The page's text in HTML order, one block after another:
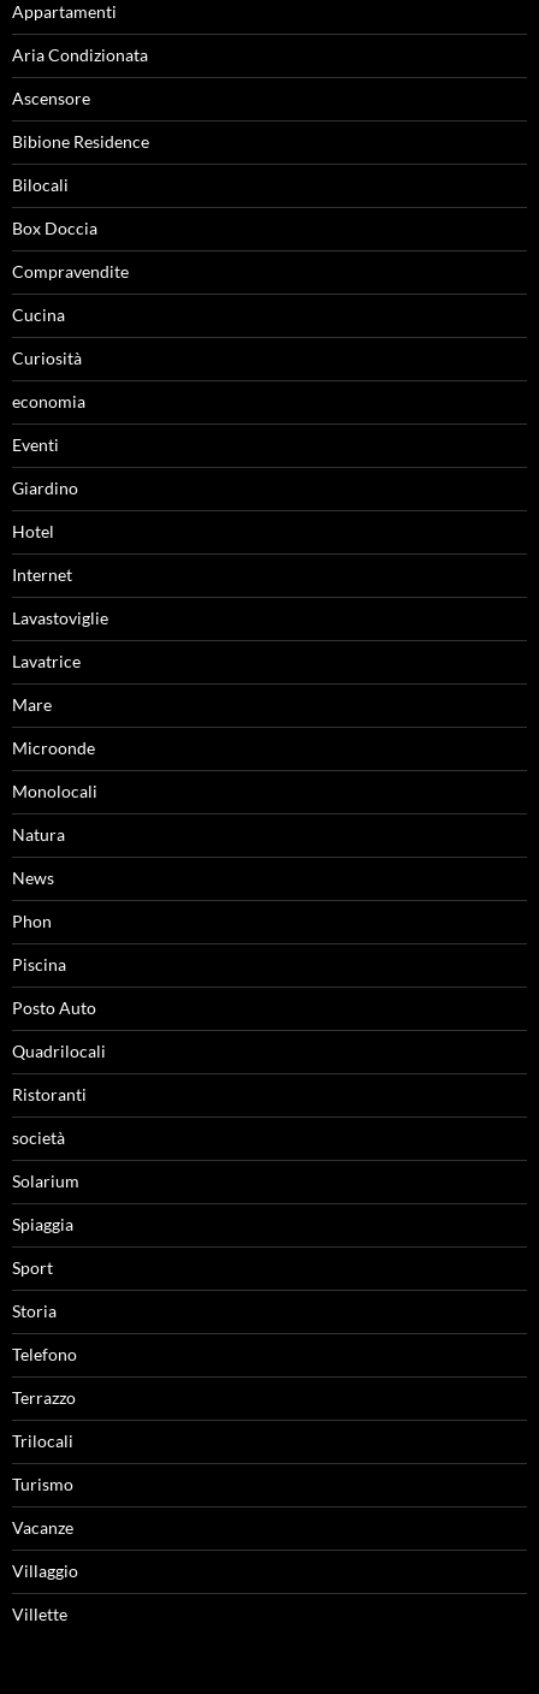
Appartamenti
Aria Condizionata
Ascensore
Bibione Residence
Bilocali
Box Doccia
Compravendite
Cucina
Curiosità
economia
Eventi
Giardino
Hotel
Internet
Lavastoviglie
Lavatrice
Mare
Microonde
Monolocali
Natura
News
Phon
Piscina
Posto Auto
Quadrilocali
Ristoranti
società
Solarium
Spiaggia
Sport
Storia
Telefono
Terrazzo
Trilocali
Turismo
Vacanze
Villaggio
Villette